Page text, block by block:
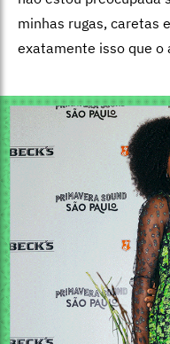
minhas rugas, caretas
exatamente isso que o